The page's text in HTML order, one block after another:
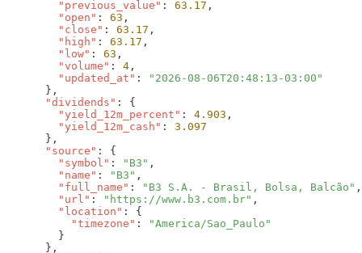
        "previous_value"
: 63.17
        "open"
: 63
        "close"
: 63.17
        "high"
: 63.17
        "low"
: 63
        "volume"
: 4
        "updated_at"
:
      "dividends"
        "yield_12m_percent"
: 4.903
        "yield_12m_cash"
:
      "source"
        "symbol"
: "B3"
        "name"
: "B3"
        "full_name"
:
"B3 S.A. - Brasil, Bolsa, Balcão"
        "url"
: "https://www.b3.com.br"
        "location"
          "timezone"
: